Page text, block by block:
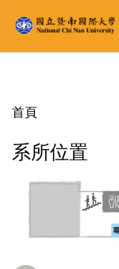
到
主
容
首頁
系所位置